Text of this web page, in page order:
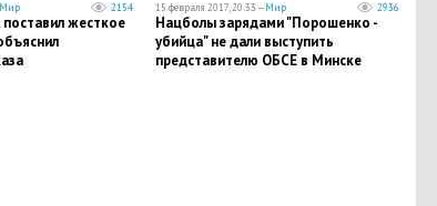
2154
поставил жесткое
15 февраля 2017, 20:33 —Мир 2936
Нацболы зарядами "Порошенко -
убийца" не дали выступить
представителю ОБСЕ в Минске